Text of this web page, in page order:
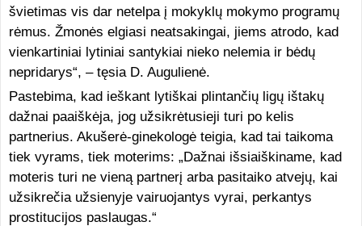
švietimas vis dar netelpa į mokyklų mokymo programų
rėmus. Žmonės elgiasi neatsakingai, jiems atrodo, kad
vienkartiniai lytiniai santykiai nieko nelemia ir bėdų
nepridarys“, – tęsia D. Augulienė.
Pastebima, kad ieškant lytiškai plintančių ligų ištakų
dažnai paaiškėja, jog užsikrėtusieji turi po kelis
partnerius. Akušerė-ginekologė teigia, kad tai taikoma
tiek vyrams, tiek moterims: „Dažnai išsiaiškiname, kad
moteris turi ne vieną partnerį arba pasitaiko atvejų, kai
užsikrečia užsienyje vairuojantys vyrai, perkantys
prostitucijos paslaugas.“